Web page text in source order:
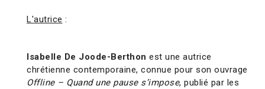
L'autrice :
Isabelle De Joode-Berthon est une autrice
chrétienne contemporaine, connue pour son ouvrage
Offline – Quand une pause s’impose, publié par les